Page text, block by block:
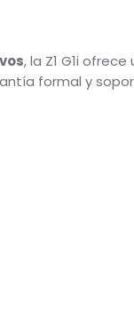
formal y